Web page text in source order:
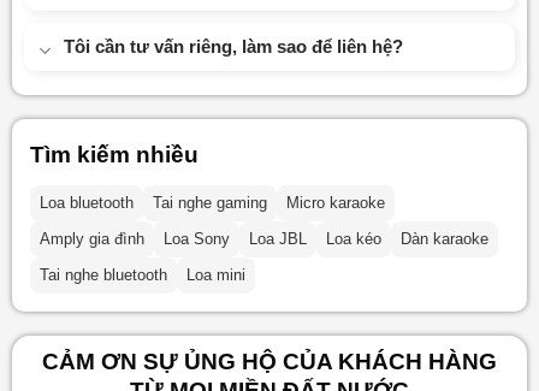
Tôi cần tư vấn riêng, làm sao để liên hệ?
Tìm kiếm nhiều
Loa bluetooth Tai nghe gaming
Micro karaoke
Amply gia đình
Loa Sony Loa JBL Loa kéo
Dàn karaoke
Tai nghe bluetooth
Loa mini
CẢM ƠN SỰ ỦNG HỘ CỦA KHÁCH HÀNG